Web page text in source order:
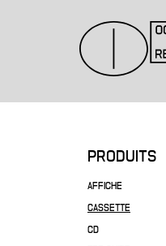
PRODUITS
AFFICHE
CASSETTE
CD